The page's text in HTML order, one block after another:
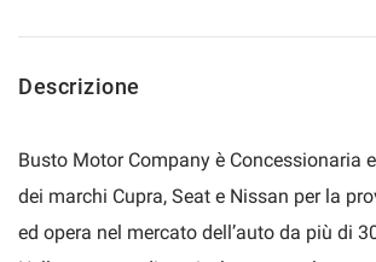
Descrizione
Busto Motor Company è Concessionaria
dei marchi Cupra, Seat e Nissan per la
ed opera nel mercato dell’auto da più di
e
le
in
momento.